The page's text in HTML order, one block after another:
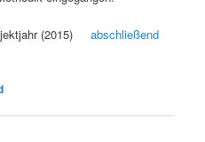
(2015)abschließend